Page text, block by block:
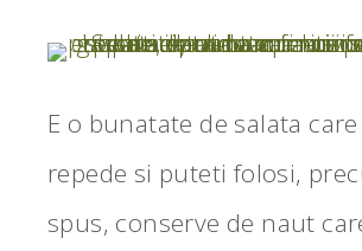
E o bunatate de salata
repede si puteti folosi,
spus, conserve de naut